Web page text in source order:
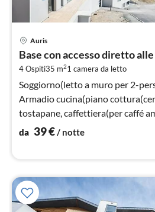
Auris
Base con accesso diretto
4 Ospiti35 m21 camera da letto
Soggiorno(letto a muro per 2-
Armadio cucina(piano
tostapane, caffettiera(per caffé
da 39€/ notte